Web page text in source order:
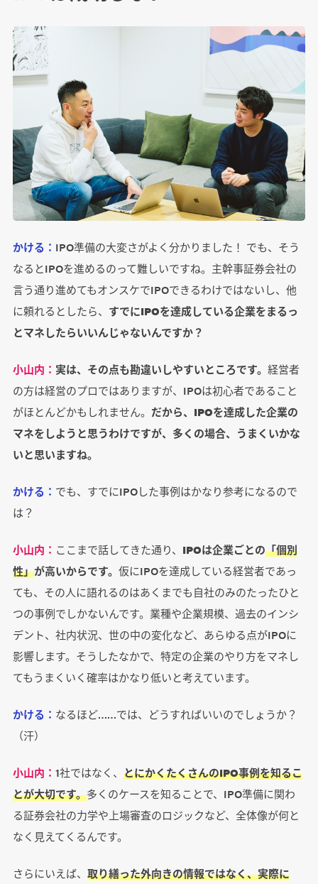
かける： IPO準備の大変さがよく分かりました！ でも、そう
なるとIPOを進めるのって難しいですね。主幹事証券会社の
言う通り進めてもオンスケでIPOできるわけではないし、他
に頼れるとしたら、 すでにIPOを達成している企業をまるっ
とマネしたらいいんじゃないんですか？
小山内： 実は、その点も勘違いしやすいところです。 経営者
の方は経営のプロではありますが、IPOは初心者であること
がほとんどかもしれません。 だから、IPOを達成した企業の
マネをしようと思うわけですが、多くの場合、うまくいかな
いと思いますね。
かける： でも、すでにIPOした事例はかなり参考になるので
は？
小山内： ここまで話してきた通り、 IPOは企業ごとの「個別
性」が高いからです。 仮にIPOを達成している経営者であっ
ても、その人に語れるのはあくまでも自社のみのたったひと
つの事例でしかないんです。業種や企業規模、過去のインシ
デント、社内状況、世の中の変化など、あらゆる点がIPOに
影響します。そうしたなかで、特定の企業のやり方をマネし
てもうまくいく確率はかなり低いと考えています。
かける： なるほど……では、どうすればいいのでしょうか？
（汗）
小山内： 1社ではなく、 とにかくたくさんのIPO事例を知るこ
とが大切です。多くのケースを知ることで、IPO準備に関わ
る証券会社の力学や上場審査のロジックなど、全体像が何と
なく見えてくるんです。
さらにいえば、 取り繕った外向きの情報ではなく、実際に